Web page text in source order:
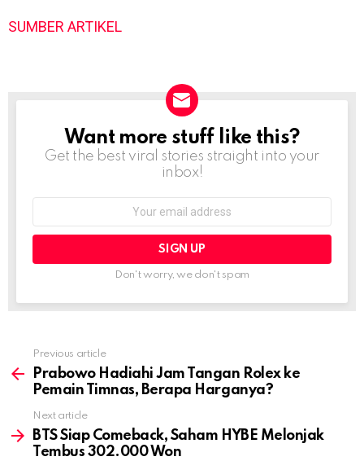
SUMBER ARTIKEL
NEWSLETTER
Want more stuff like this?
Get the best viral stories straight into your
inbox!
Don't worry, we don't spam
more
Previous article
Prabowo Hadiahi Jam Tangan Rolex ke
Pemain Timnas, Berapa Harganya?
Next article
BTS Siap Comeback, Saham HYBE Melonjak
Tembus 302.000 Won